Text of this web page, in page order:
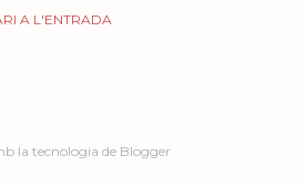
A L'ENTRADA
la tecnologia de Blogger